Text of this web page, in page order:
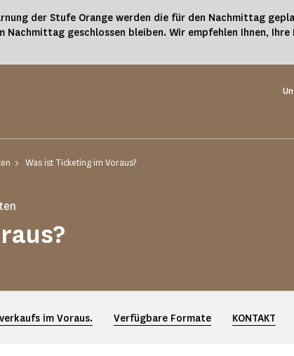
der Stufe Orange werden die für den Nachmittag
Nachmittag geschlossen bleiben. Wir empfehlen Ihnen,
Was ist Ticketing im Voraus?
im Voraus. Verfügbare Formate KONTAKT